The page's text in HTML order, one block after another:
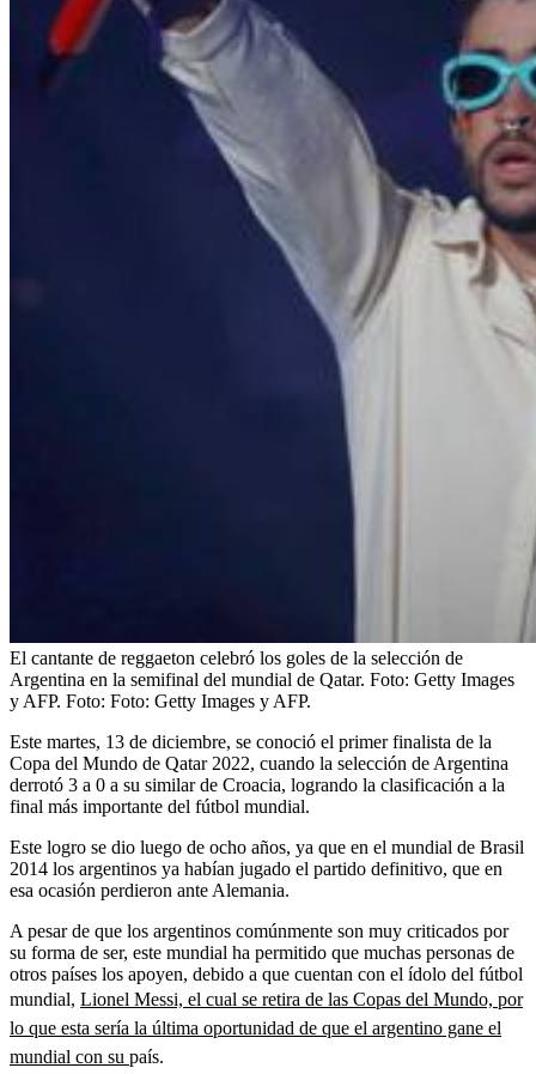
El cantante de reggaeton celebró los goles de la selección de
Argentina en la semifinal del mundial de Qatar. Foto: Getty Images
y AFP. Foto: Foto: Getty Images y AFP.
Este martes, 13 de diciembre, se conoció el primer finalista de la
Copa del Mundo de Qatar 2022, cuando la selección de Argentina
derrotó 3 a 0 a su similar de Croacia, logrando la clasificación a la
final más importante del fútbol mundial.
Este logro se dio luego de ocho años, ya que en el mundial de Brasil
2014 los argentinos ya habían jugado el partido definitivo, que en
esa ocasión perdieron ante Alemania.
A pesar de que los argentinos comúnmente son muy criticados por
su forma de ser, este mundial ha permitido que muchas personas de
otros países los apoyen, debido a que cuentan con el ídolo del fútbol
mundial, Lionel Messi, el cual se retira de las Copas del Mundo, por
lo que esta sería la última oportunidad de que el argentino gane el
mundial con su país.